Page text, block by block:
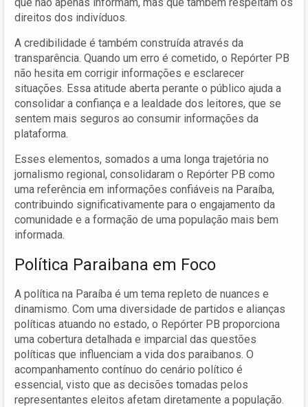
direitos dos indivíduos.
A credibilidade é também construída através da
transparência. Quando um erro é cometido, o Repórter PB
não hesita em corrigir informações e esclarecer
situações. Essa atitude aberta perante o público ajuda a
consolidar a confiança e a lealdade dos leitores, que se
sentem mais seguros ao consumir informações da
plataforma.
Esses elementos, somados a uma longa trajetória no
jornalismo regional, consolidaram o Repórter PB como
uma referência em informações confiáveis na Paraíba,
contribuindo significativamente para o engajamento da
comunidade e a formação de uma população mais bem
informada.
Política Paraibana em Foco
A política na Paraíba é um tema repleto de nuances e
dinamismo. Com uma diversidade de partidos e alianças
políticas atuando no estado, o Repórter PB proporciona
uma cobertura detalhada e imparcial das questões
políticas que influenciam a vida dos paraibanos. O
acompanhamento contínuo do cenário político é
essencial, visto que as decisões tomadas pelos
representantes eleitos afetam diretamente a população.